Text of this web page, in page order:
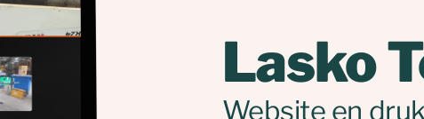
Lasko
Website en